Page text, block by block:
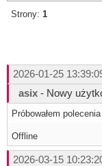
Strony: 1
2026-01-25
asix - Nowy
Próbowałem
Offline
2026-03-15